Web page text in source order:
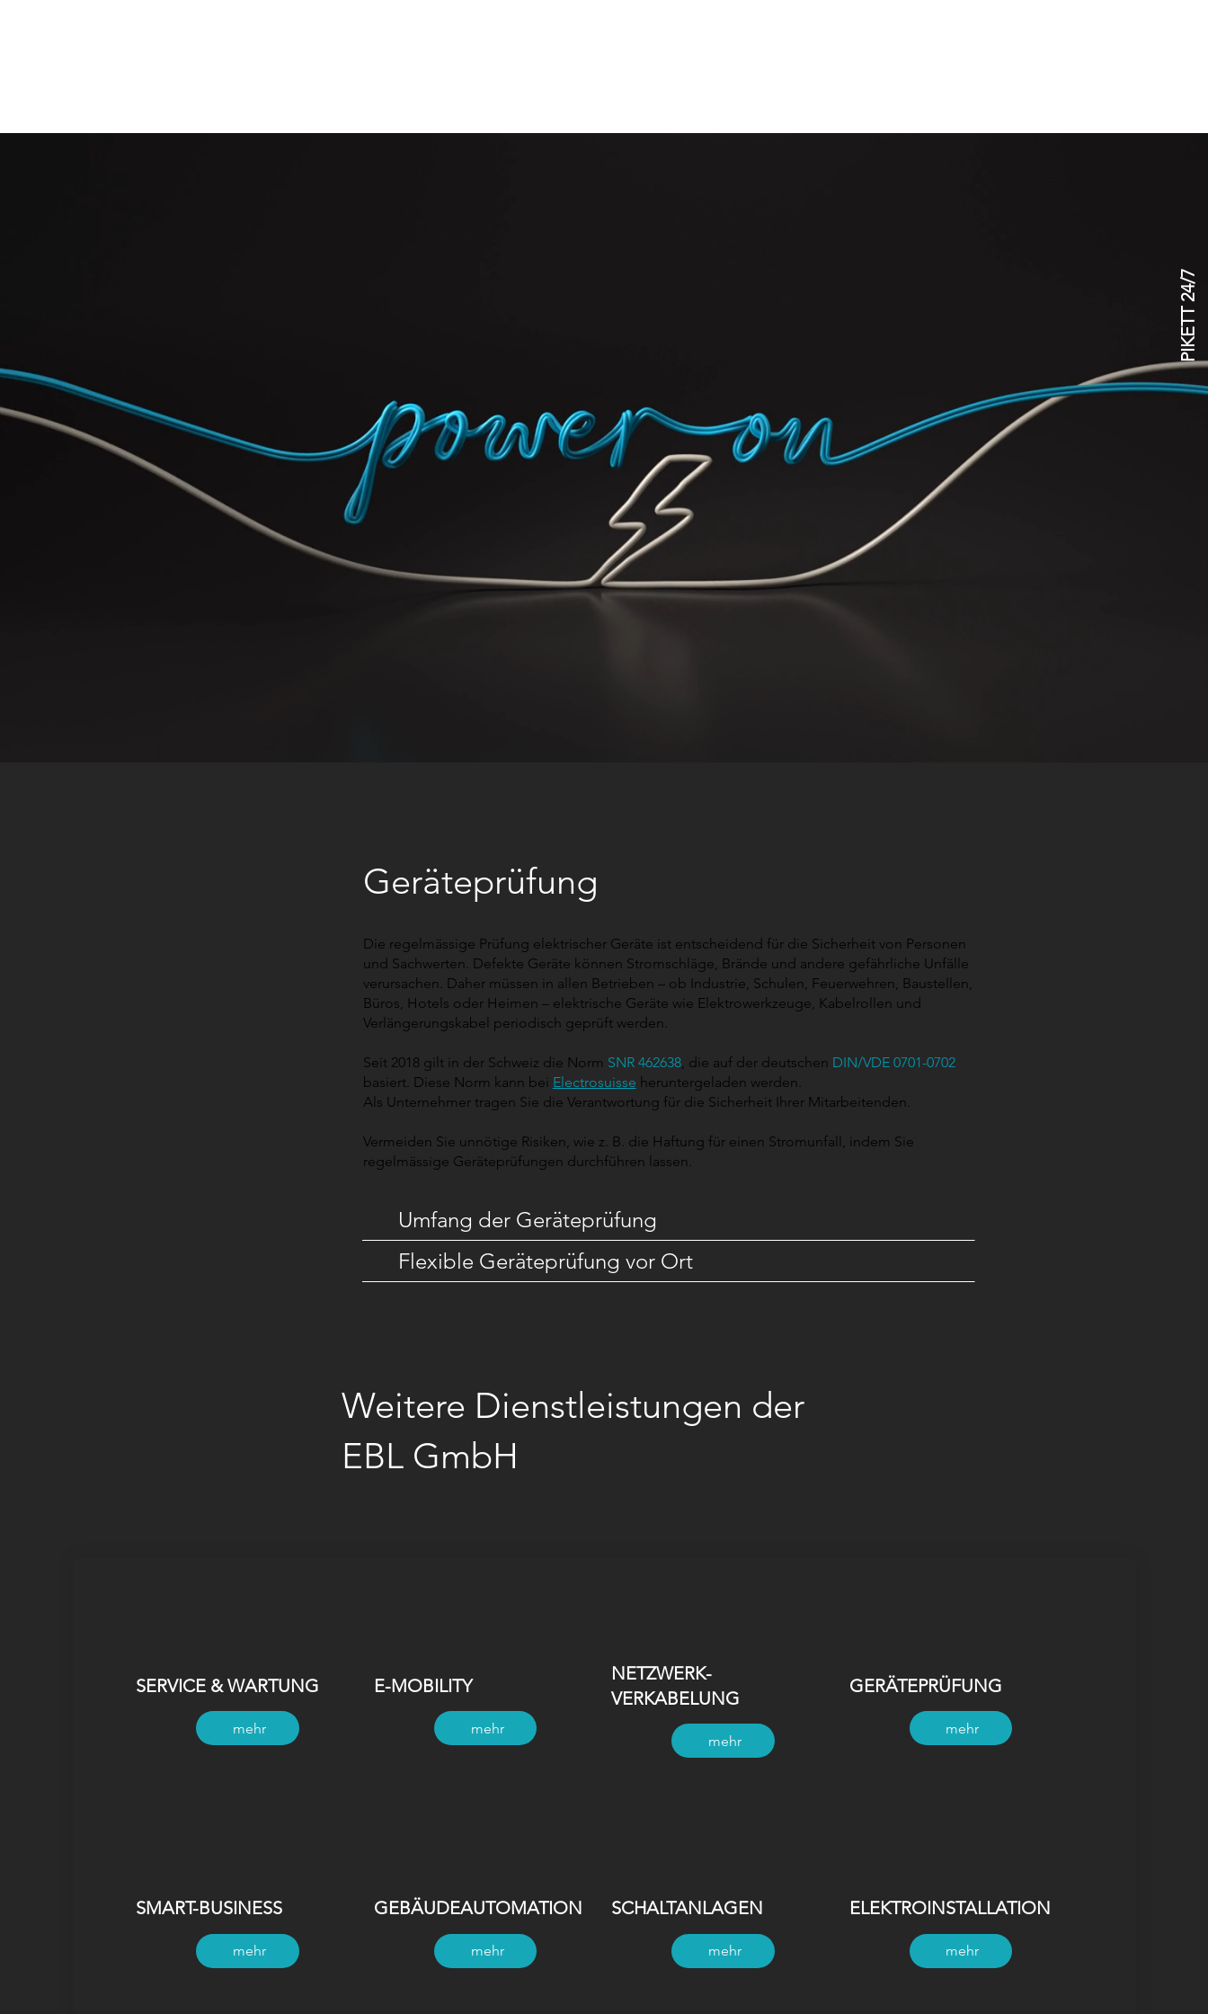
Geräteprüfung
Die regelmässige Prüfung elektrischer Geräte ist entscheidend für die Sicherheit von Personen
und Sachwerten. Defekte Geräte können Stromschläge, Brände und andere gefährliche Unfälle
verursachen. Daher müssen in allen Betrieben – ob Industrie, Schulen, Feuerwehren, Baustellen,
Büros, Hotels oder Heimen – elektrische Geräte wie Elektrowerkzeuge, Kabelrollen und
Verlängerungskabel periodisch geprüft werden.
Seit 2018 gilt in der Schweiz die Norm SNR 462638, die auf der deutschen DIN/VDE 0701-0702
basiert. Diese Norm kann bei Electrosuisse heruntergeladen werden.
Als Unternehmer tragen Sie die Verantwortung für die Sicherheit Ihrer Mitarbeitenden.
Vermeiden Sie unnötige Risiken, wie z. B. die Haftung für einen Stromunfall, indem Sie
regelmässige Geräteprüfungen durchführen lassen.
Umfang der Geräteprüfung
Flexible Geräteprüfung vor Ort
Weitere Dienstleistungen der
EBL GmbH
SERVICE & WARTUNG
mehr
E-MOBILITY
mehr
NETZWERK-
VERKABELUNG
mehr
GERÄTEPRÜFUNG
mehr
SMART-BUSINESS
mehr
GEBÄUDEAUTOMATION
mehr
SCHALTANLAGEN
mehr
ELEKTROINSTALLATION
mehr
PIKETT 24/7